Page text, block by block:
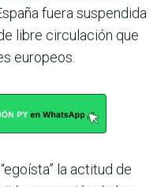
fuera suspendida
libre circulación que
europeos.
la actitud de